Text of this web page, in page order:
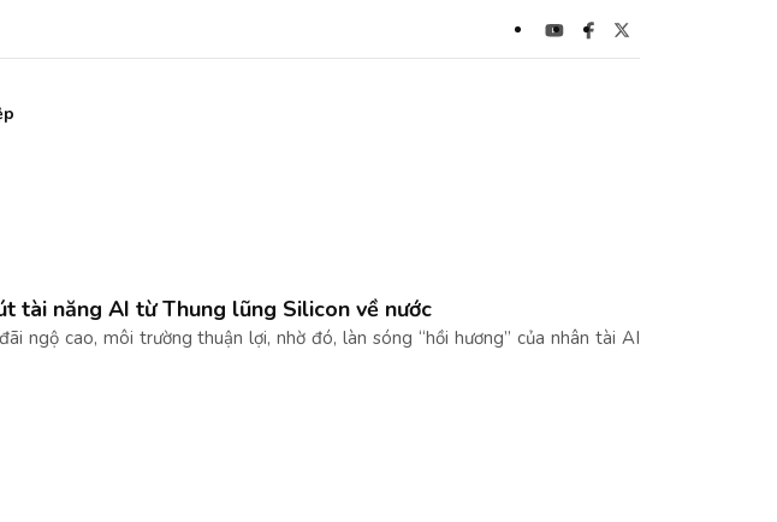
tài năng AI từ Thung lũng Silicon về nước
ngộ cao, môi trường thuận lợi, nhờ đó, làn sóng “hồi hương” của nhân tài AI